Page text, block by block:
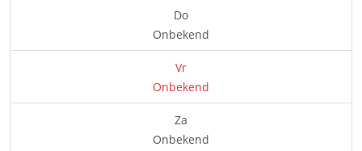
Do
Onbekend
Vr
Onbekend
Za
Onbekend